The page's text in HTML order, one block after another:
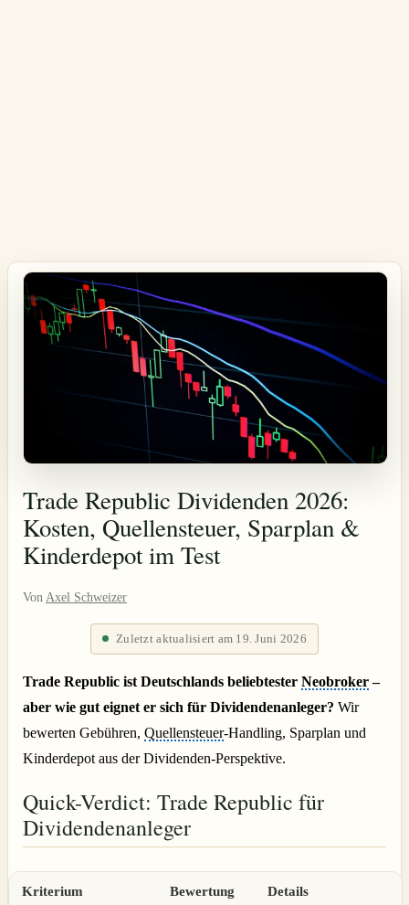
Trade Republic Dividenden 2026:
Kosten, Quellensteuer, Sparplan &
Kinderdepot im Test
Von Axel Schweizer
Zuletzt aktualisiert am 19. Juni 2026
Trade Republic ist Deutschlands beliebtester Neobroker–
aber wie gut eignet er sich für Dividendenanleger? Wir
bewerten Gebühren, Quellensteuer-Handling, Sparplan und
Kinderdepot aus der Dividenden-Perspektive.
Quick-Verdict: Trade Republic für
Dividendenanleger
Kriterium Bewertung Details